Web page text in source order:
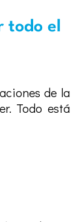
todo el
de la
Todo está